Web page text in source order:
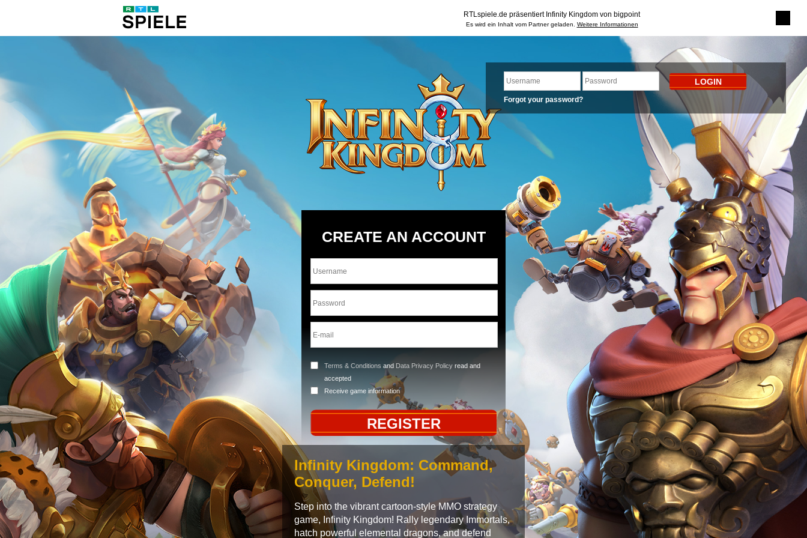
RTLspiele.de präsentiert Infinity Kingdom von bigpoint
Es wird ein Inhalt vom Partner geladen. Weitere Informationen